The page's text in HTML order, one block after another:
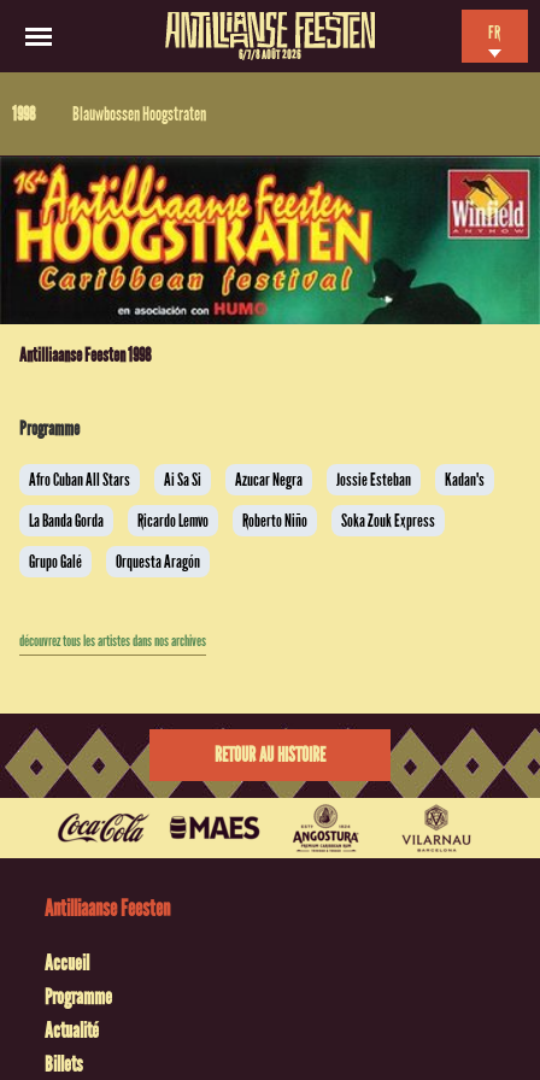
6/7/8 AOÛT 2026
FR
ES
1998 Blauwbossen Hoogstraten
Antilliaanse Feesten 1998
Programme
Afro Cuban All Stars Ai Sa Si Azucar Negra Jossie Esteban
Kadan's
La Banda Gorda
Ricardo Lemvo Roberto Niño
Soka Zouk Express
Grupo Galé
Orquesta Aragón
découvrez tous les artistes dans nos archives
RETOUR AU HISTOIRE
Antilliaanse Feesten
Accueil
Programme
Actualité
Billets